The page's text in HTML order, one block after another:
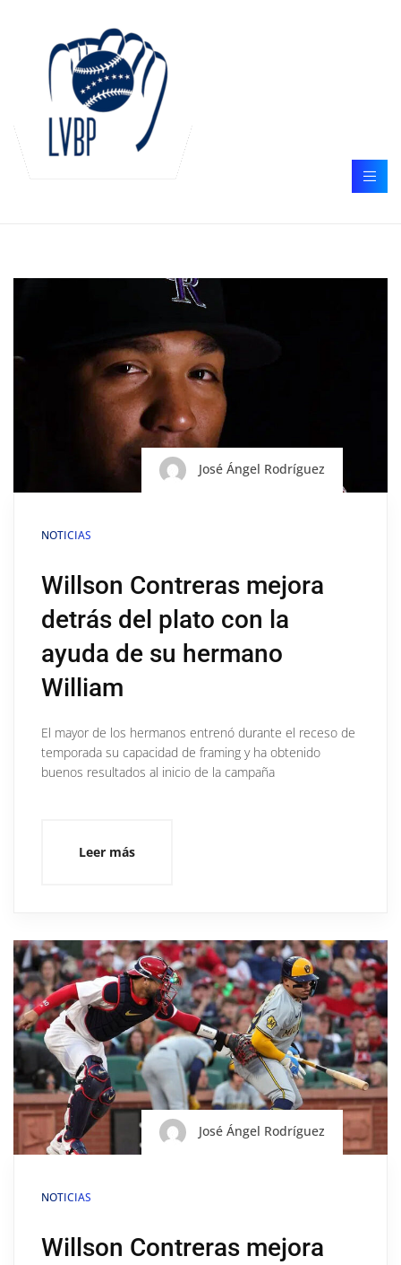
José Ángel Rodríguez
NOTICIAS
Willson Contreras mejora
detrás del plato con la
ayuda de su hermano
William
El mayor de los hermanos entrenó durante el receso de
temporada su capacidad de framing y ha obtenido
buenos resultados al inicio de la campaña
Leer más
José Ángel Rodríguez
NOTICIAS
Willson Contreras mejora